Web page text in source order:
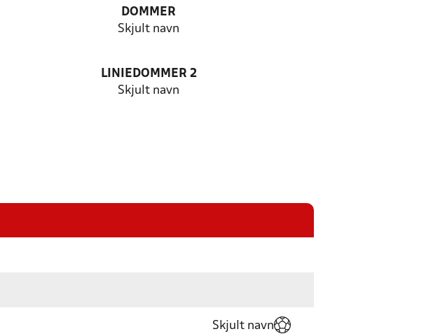
DOMMER
Skjult navn
LINIEDOMMER 2
Skjult navn
Skjult navn